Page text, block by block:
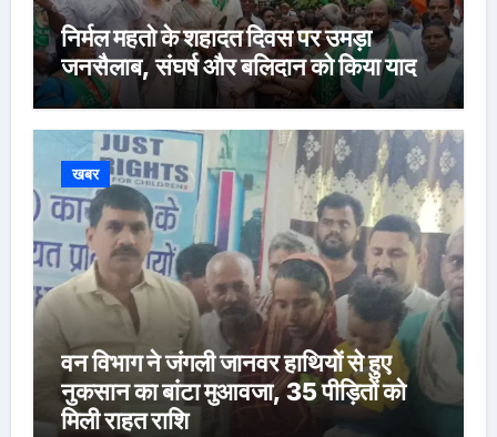
निर्मल महतो के शहादत दिवस पर उमड़ा
जनसैलाब, संघर्ष और बलिदान को किया याद
खबर
वन विभाग ने जंगली जानवर हाथियों से हुए
नुकसान का बांटा मुआवजा, 35 पीड़ितों को
मिली राहत राशि